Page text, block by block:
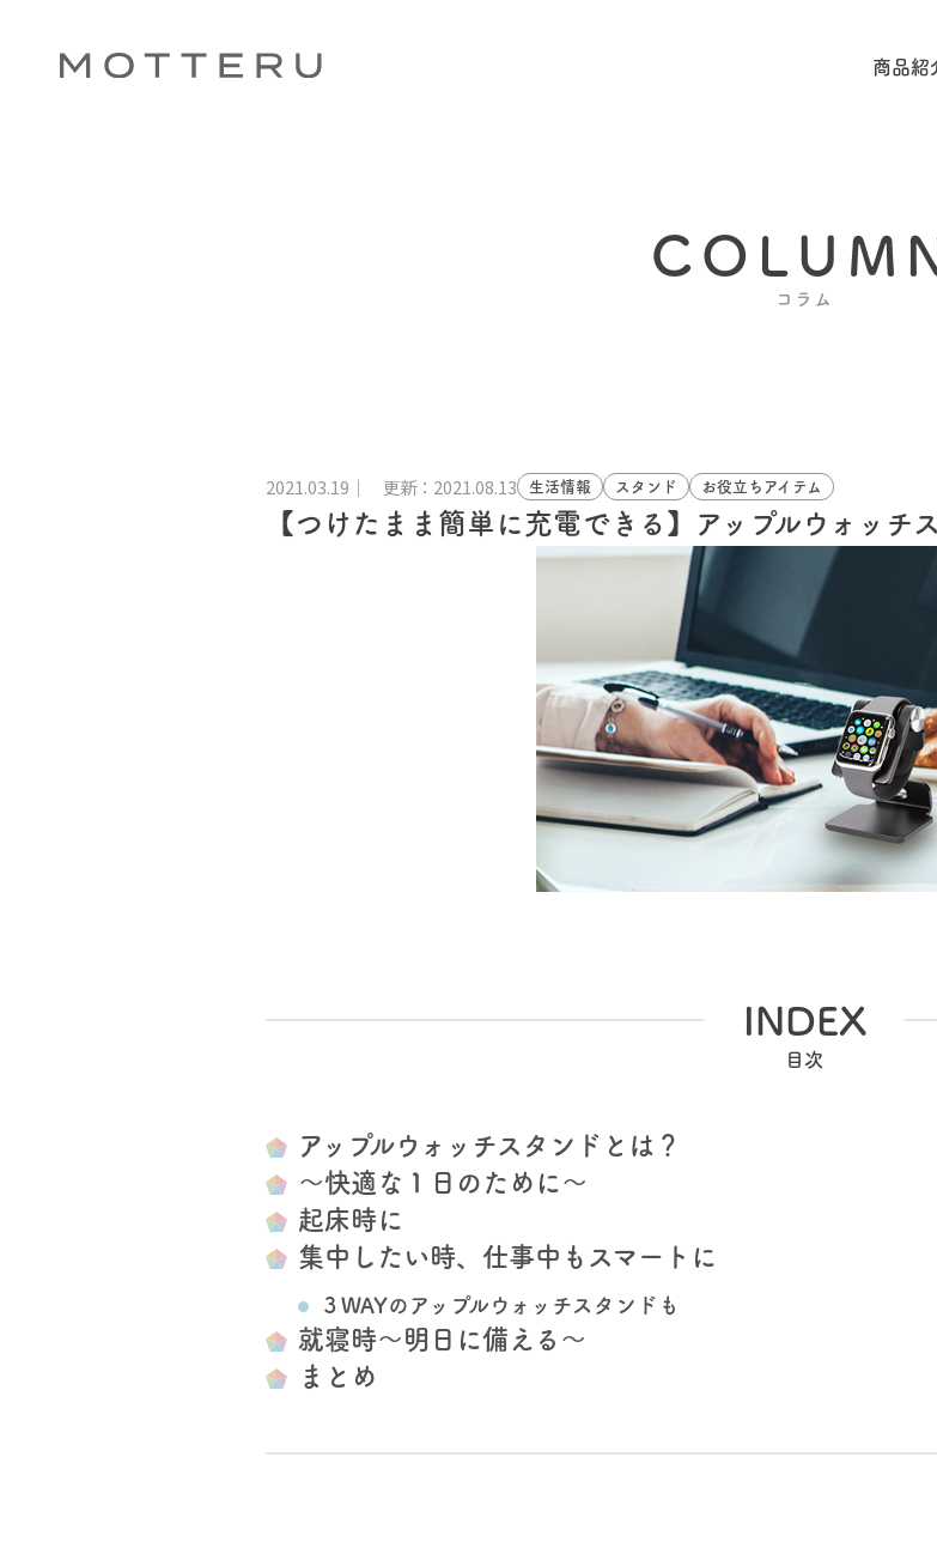
商品紹
コラム
2021.03.19 更新：2021.08.13 生活情報 スタンド お役立ちアイテム
【つけたまま簡単に充電できる】アップルウォッチ
INDEX
アップルウォッチスタンドとは？
～快適な１日のために～
起床時に
集中したい時、仕事中もスマートに
３WAYのアップルウォッチスタンドも
就寝時～明日に備える～
まとめ